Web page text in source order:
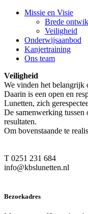
Missie en Visie
Brede
Veiligheid
Onderwijsaanbod
Kanjertraining
Ons team
Veiligheid
We vinden het belangrijk
Daarin is een open en
Lunetten, zich
De samenwerking
resultaten.
Om bovenstaande te
T 0251 231 684
info@kbslunetten.nl
Bezoekadres